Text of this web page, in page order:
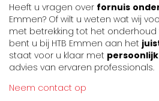
Heeft u vragen over fornuis
Emmen? Of wilt u weten wat wij
met betrekking tot het onderhoud
bent u bij HTB Emmen aan het
staat voor u klaar met persoonlijk
advies van ervaren professionals.
Neem contact op